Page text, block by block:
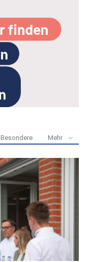
Besondere Mehr